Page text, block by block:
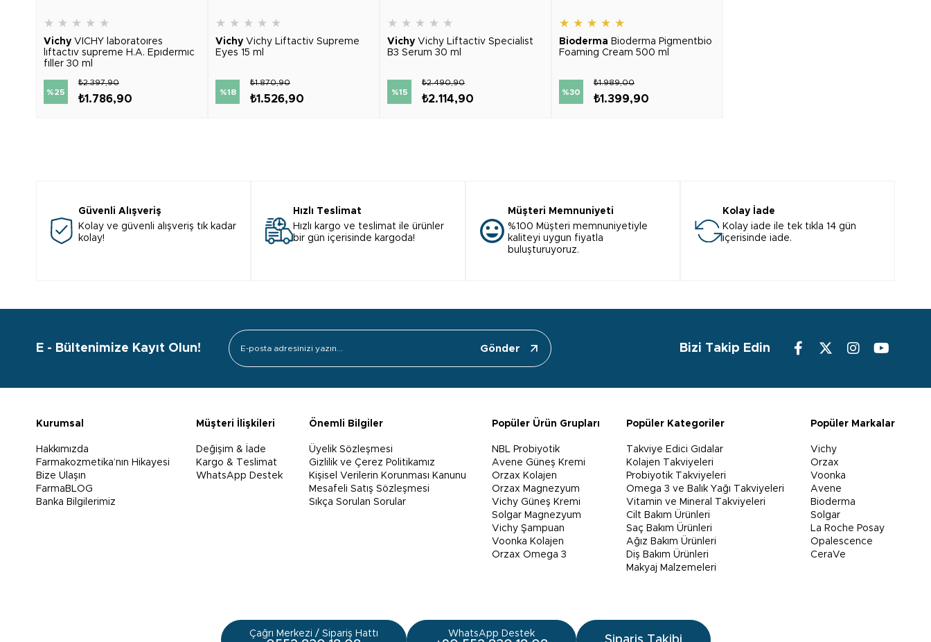
★ ★ ★ ★ ★
Vichy VICHY laboratoıres
lıftactıv supreme H.A. Epıdermıc
fıller 30 ml
%25
₺1.786,90
₺2.397,90
★ ★ ★ ★ ★
Vichy Vichy Liftactiv Supreme
Eyes 15 ml
%18
₺1.526,90
₺1.870,90
★ ★ ★ ★ ★
Vichy Vichy Liftactiv Specialist
B3 Serum 30 ml
%15
₺2.114,90
₺2.490,90
★ ★ ★ ★ ★
Bioderma Bioderma Pigmentbio
Foaming Cream 500 ml
%30
₺1.399,90
₺1.989,00
Güvenli Alışveriş
Kolay ve güvenli alışveriş tık kadar
kolay!
Hızlı Teslimat
Hızlı kargo ve teslimat ile ürünler
bir gün içerisinde kargoda!
Müşteri Memnuniyeti
%100 Müşteri memnuniyetiyle
kaliteyi uygun fiyatla
buluşturuyoruz.
Kolay İade
Kolay iade ile tek tıkla 14 gün
içerisinde iade.
E - Bültenimize Kayıt Olun! Gönder Bizi Takip Edin
Kurumsal
Hakkımızda
Farmakozmetika’nın Hikayesi
Bize Ulaşın
FarmaBLOG
Banka Bilgilerimiz
Müşteri İlişkileri
Değişim & İade
Kargo & Teslimat
WhatsApp Destek
Önemli Bilgiler
Üyelik Sözleşmesi
Gizlilik ve Çerez Politikamız
Kişisel Verilerin Korunması Kanunu
Mesafeli Satış Sözleşmesi
Sıkça Sorulan Sorular
Popüler Ürün Grupları
NBL Probiyotik
Avene Güneş Kremi
Orzax Kolajen
Orzax Magnezyum
Vichy Güneş Kremi
Solgar Magnezyum
Vichy Şampuan
Voonka Kolajen
Orzax Omega 3
Popüler Kategoriler
Takviye Edici Gıdalar
Kolajen Takviyeleri
Probiyotik Takviyeleri
Omega 3 ve Balık Yağı Takviyeleri
Vitamin ve Mineral Takviyeleri
Cilt Bakım Ürünleri
Saç Bakım Ürünleri
Ağız Bakım Ürünleri
Diş Bakım Ürünleri
Makyaj Malzemeleri
Popüler Markalar
Vichy
Orzax
Voonka
Avene
Bioderma
Solgar
La Roche Posay
Opalescence
CeraVe
Çağrı Merkezi / Sipariş Hattı WhatsApp Destek